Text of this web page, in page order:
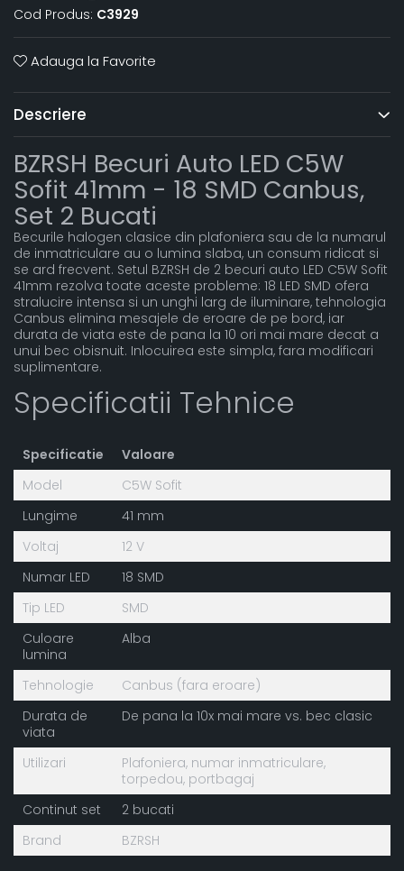
Cod Produs: C3929
Adauga la Favorite
Descriere
BZRSH Becuri Auto LED C5W
Sofit 41mm - 18 SMD Canbus,
Set 2 Bucati
Becurile halogen clasice din plafoniera sau de la numarul
de inmatriculare au o lumina slaba, un consum ridicat si
se ard frecvent. Setul BZRSH de 2 becuri auto LED C5W Sofit
41mm rezolva toate aceste probleme: 18 LED SMD ofera
stralucire intensa si un unghi larg de iluminare, tehnologia
Canbus elimina mesajele de eroare de pe bord, iar
durata de viata este de pana la 10 ori mai mare decat a
unui bec obisnuit. Inlocuirea este simpla, fara modificari
suplimentare.
Specificatii Tehnice
Specificatie
Valoare
Model
C5W Sofit
Lungime
41 mm
Voltaj
12 V
Numar LED
18 SMD
Tip LED
SMD
Culoare
lumina
Alba
Tehnologie
Canbus (fara eroare)
Durata de
viata
De pana la 10x mai mare vs. bec clasic
Utilizari
Plafoniera, numar inmatriculare,
torpedou, portbagaj
Continut set
2 bucati
Brand
BZRSH